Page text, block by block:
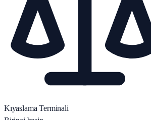
Kıyaslama Terminali